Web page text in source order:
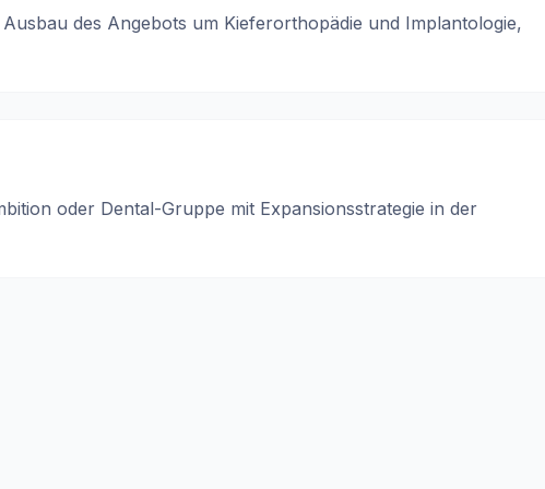
des Angebots um Kieferorthopädie und Implantologie,
oder Dental-Gruppe mit Expansionsstrategie in der